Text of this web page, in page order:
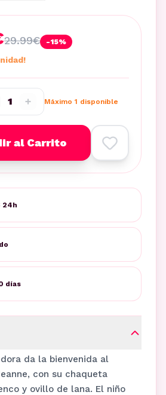
29.99€ -15%
1 + Máximo 1 disponible
al Carrito
24h
días
da la bienvenida al
con su chaqueta
y ovillo de lana. El niño